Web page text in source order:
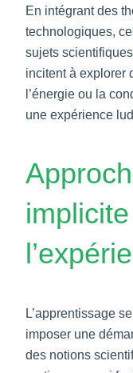
En intégrant des
technologiques,
sujets
incitent à explorer
l’énergie ou la
une expérience
L’apprentissage
imposer une
des notions